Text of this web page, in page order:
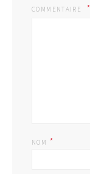
COMMENTAIRE
NOM *